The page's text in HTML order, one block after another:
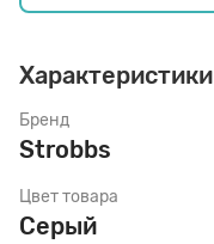
Характеристики
Бренд
Strobbs
Цвет товара
Серый
Салфетки
Стельки